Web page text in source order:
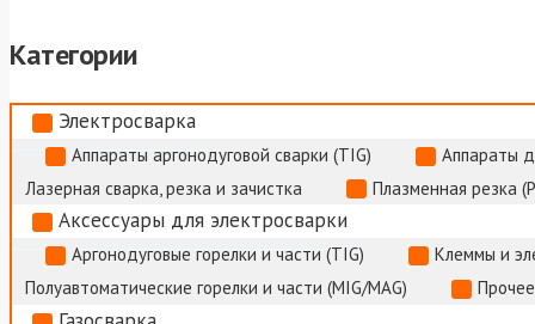
Категории
Электросварка
Аппараты аргонодуговой сварки (TIG)
Аппараты
Лазерная сварка, резка и зачистка
Плазменная резка
Аксессуары для электросварки
Аргонодуговые горелки и части (TIG)
Клеммы и
Полуавтоматические горелки и части (MIG/MAG)